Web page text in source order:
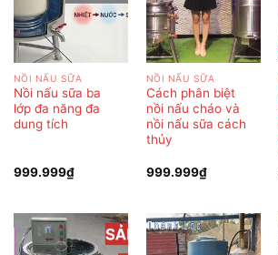
NỒI NẤU SỮA
Nồi nấu sữa ba
lớp đa năng đa
dung tích
999.999₫
NỒI NẤU SỮA
Cách phân biệt
nồi nấu cháo và
nồi nấu sữa cách
thủy
999.999₫